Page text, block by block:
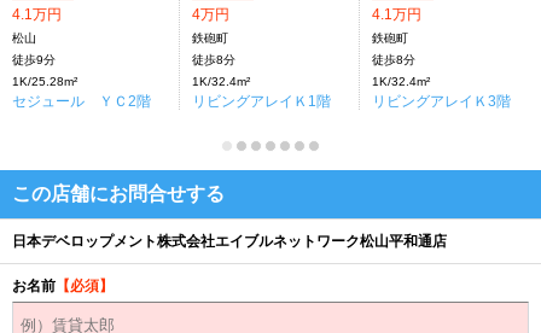
4.1万円
松山
徒歩9分
1K/25.28m²
セジュール ＹＣ2階
4万円
鉄砲町
徒歩8分
1K/32.4m²
リビングアレイＫ1階
4.1万円
鉄砲町
徒歩8分
1K/32.4m²
リビングアレイＫ3階
この店舗にお問合せする
日本デベロップメント株式会社エイブルネットワーク松山平和通店
お名前 【必須】